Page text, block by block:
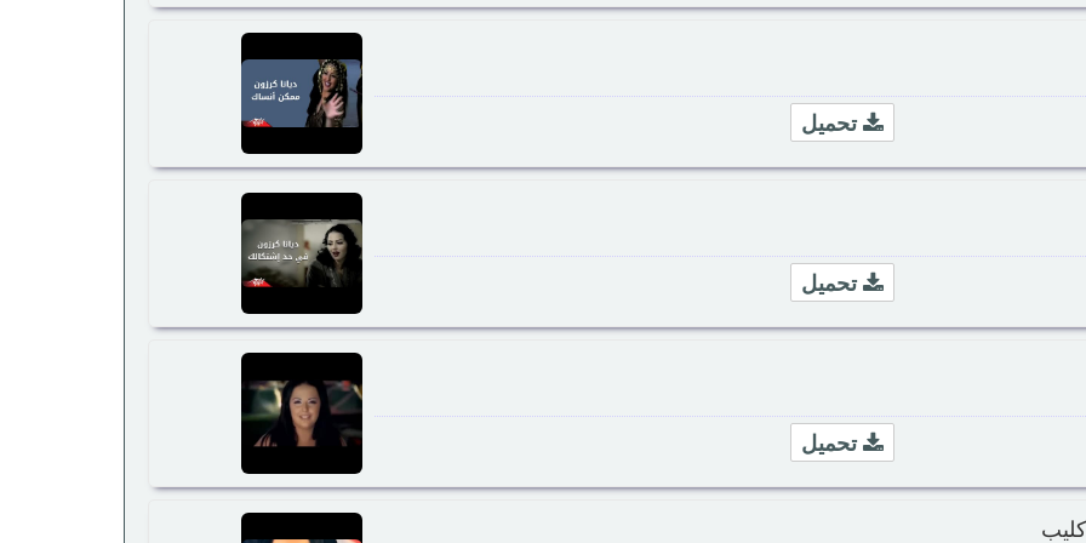
تحميل
تحميل
تحميل